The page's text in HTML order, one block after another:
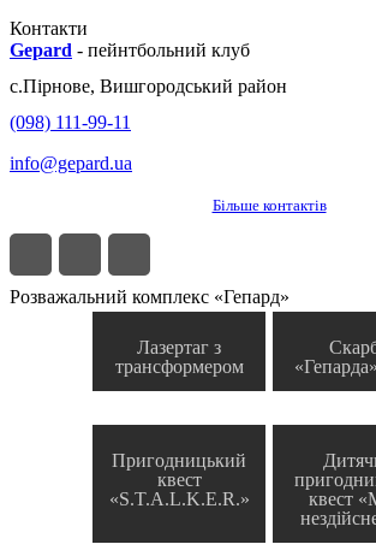
Контакти
Gepard - пейнтбольний клуб
с.Пірнове, Вишгородський район
(098) 111-99-11
info@gepard.ua
Більше контактів
Розважальний комплекс «Гепард»
Лазертаг з
трансформером
Пригодницький
квест
«S.T.A.L.K.E.R.»
квест